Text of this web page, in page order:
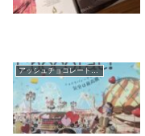
アッシュチョコレートワールド